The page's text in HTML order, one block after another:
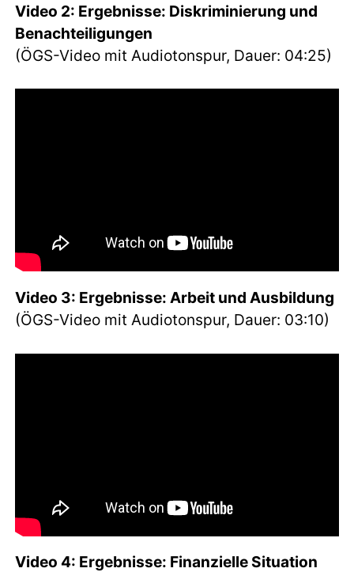
Video 2: Ergebnisse: Diskriminierung und
Benachteiligungen
(ÖGS-Video mit Audiotonspur, Dauer: 04:25)
Video 3: Ergebnisse: Arbeit und Ausbildung
(ÖGS-Video mit Audiotonspur, Dauer: 03:10)
Video 4: Ergebnisse: Finanzielle Situation